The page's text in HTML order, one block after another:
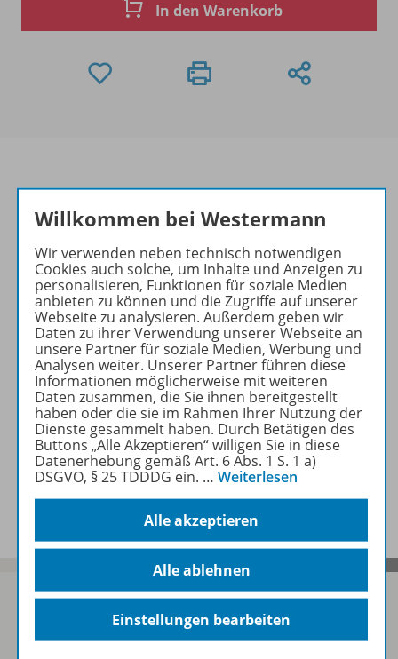
In den Warenkorb
Produktinformationen
Beschreibung
Zugehörige Produkte
Benachrichtigungs-Service
Veranstaltungen
Sofort profitieren
Willkommen bei Westermann
Wir verwenden neben technisch notwendigen
Cookies auch solche, um Inhalte und Anzeigen zu
personalisieren, Funktionen für soziale Medien
anbieten zu können und die Zugriffe auf unserer
Webseite zu analysieren. Außerdem geben wir
Daten zu ihrer Verwendung unserer Webseite an
unsere Partner für soziale Medien, Werbung und
Analysen weiter. Unserer Partner führen diese
Informationen möglicherweise mit weiteren
Daten zusammen, die Sie ihnen bereitgestellt
haben oder die sie im Rahmen Ihrer Nutzung der
Dienste gesammelt haben. Durch Betätigen des
Buttons „Alle Akzeptieren“ willigen Sie in diese
Datenerhebung gemäß Art. 6 Abs. 1 S. 1 a)
DSGVO, § 25 TDDDG ein. … Weiterlesen
Alle akzeptieren
Alle ablehnen
Einstellungen bearbeiten